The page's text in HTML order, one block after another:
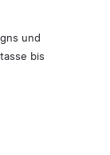
und
bis